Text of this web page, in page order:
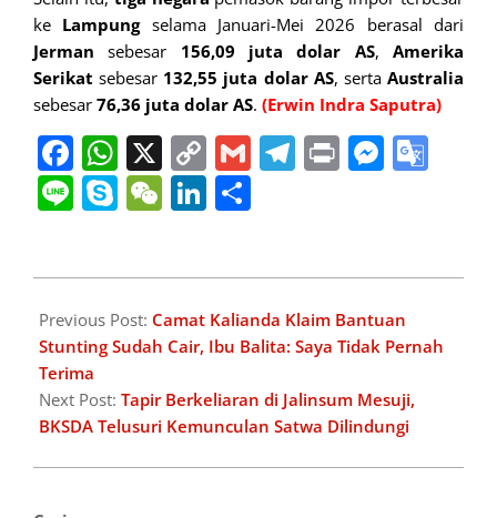
ke Lampungselama Januari-Mei 2026 berasal dari
Jerman sebesar 156,09 juta dolar AS,Amerika
Serikat sebesar 132,55 juta dolar AS, sertaAustralia
sebesar 76,36 juta dolar AS. (Erwin Indra Saputra)
Facebook
WhatsApp
X Copy
Link
GmailTelegram
Print
LineSkypeWeChat
LinkedIn
07-
02
Previous Post: Camat Kalianda Klaim Bantuan
Stunting Sudah Cair, Ibu Balita: Saya Tidak Pernah
Terima
Next Post: Tapir Berkeliaran di Jalinsum Mesuji,
BKSDA Telusuri Kemunculan Satwa Dilindungi